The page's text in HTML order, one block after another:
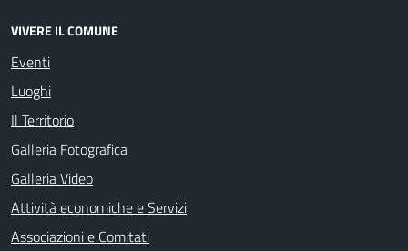
VIVERE IL COMUNE
Eventi
Luoghi
Il Territorio
Galleria Fotografica
Galleria Video
Attività economiche e Servizi
Associazioni e Comitati